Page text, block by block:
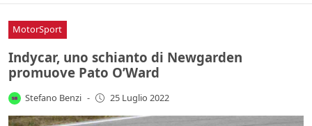
MotorSport
Indycar, uno schianto di Newgarden
promuove Pato O’Ward
Stefano Benzi - 25 Luglio 2022